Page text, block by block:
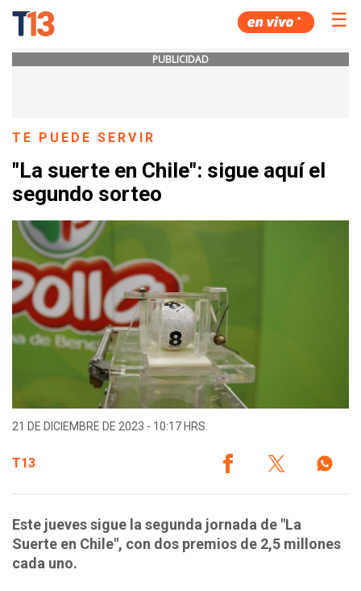
☰
PUBLICIDAD
TE PUEDE SERVIR
"La suerte en Chile": sigue aquí el
segundo sorteo
21 DE DICIEMBRE DE 2023 - 10:17 HRS.
T13
Este jueves sigue la segunda jornada de "La
Suerte en Chile", con dos premios de 2,5 millones
cada uno.